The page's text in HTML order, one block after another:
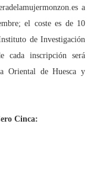
a
el coste es de 10
de Investigación
cada inscripción será
Oriental de Huesca y
Cinca: